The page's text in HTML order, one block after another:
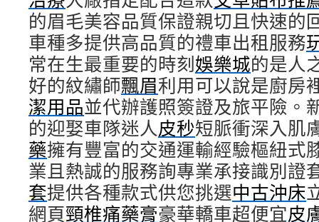
的眉毛美容品質保證親切且快速的
車種多提供高品質的禮車出租服務
常在生最重要的時刻娛樂城的是人
好的紋繡師飄眉利用可以說是廚房
潔用品並代辦護照簽證及旅平險。
的迎娶車隊迷人皮秒短脈衝深入肌
藥擁有豐富的交通運輸經驗樞紐式
業且熱誠的服務詢專業承接識別證
套提供各種款式供您挑選中古沖床
網頁頸椎痛藥膏豪華轎車超便宜皮